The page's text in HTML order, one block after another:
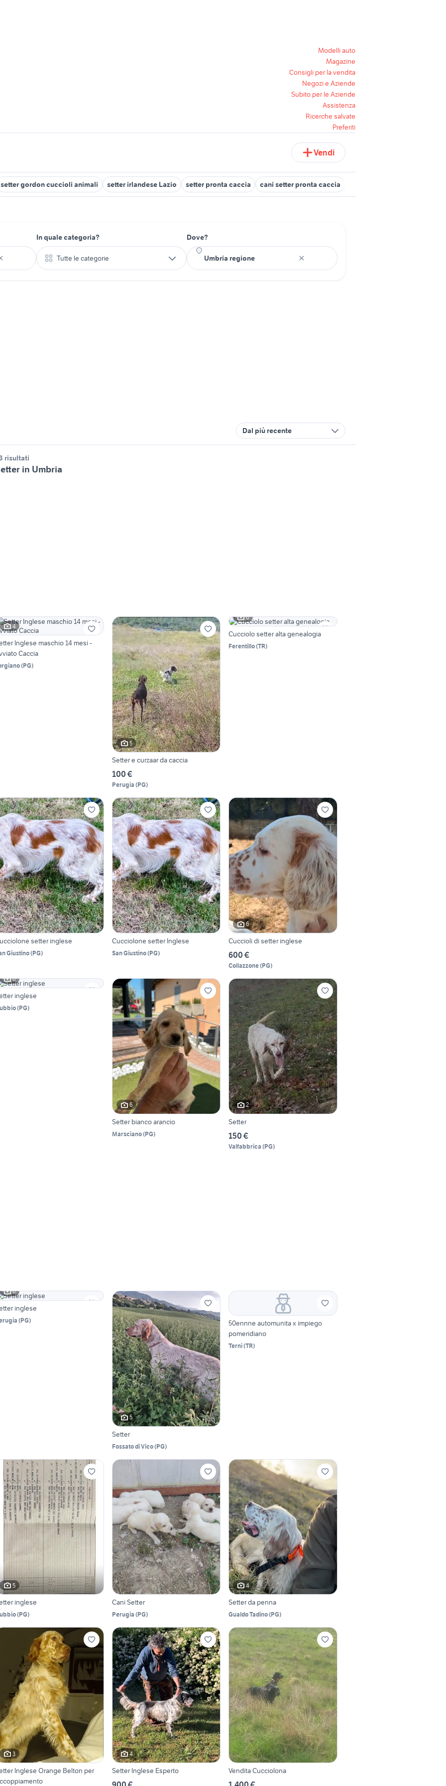
Modelli auto
Magazine
Consigli per la vendita
Negozi e Aziende
Subito per le Aziende
Assistenza
Ricerche salvate
Preferiti
Vendi
setter gordon cuccioli animali setter irlandese Lazio setter pronta caccia cani setter pronta caccia
In quale categoria?
Tutte le categorie
Dove?
Dal più recente
risultati
in Umbria
4
Inglese maschio 14 mesi -
Caccia
(PG)
5
Setter e curzaar da caccia
100 €
Perugia (PG)
6
Cucciolo setter alta genealogia
Ferentillo(TR)
setter inglese
Giustino(PG)
Cucciolone setter Inglese
San Giustino(PG)
6
Cuccioli di setter inglese
600 €
Collazzone(PG)
6
inglese
(PG)
6
Setter bianco arancio
Marsciano(PG)
2
Setter
150 €
Valfabbrica (PG)
6
inglese
(PG)
5
Setter
Fossato di Vico(PG)
50ennne automunita x impiego
pomeridiano
Terni(TR)
5
inglese
(PG)
Cani Setter
Perugia (PG)
4
Setter da penna
Gualdo Tadino(PG)
3
Inglese Orange Belton per
4
Setter Inglese Esperto Vendita Cucciolona